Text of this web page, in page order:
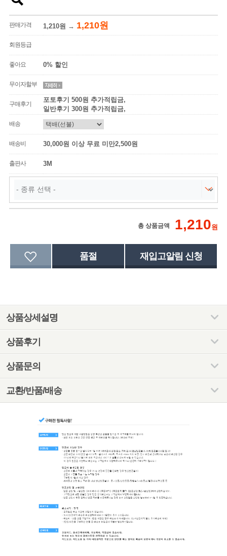
판매가격 1,210원 → 1,210원
회원등급
좋아요 0% 할인
무이자할부
구매후기
포토후기 500원 추가적립금,
일반후기 300원 추가적립금,
배송
배송비 30,000원 이상 무료 미만2,500원
출판사 3M
총 상품금액 1,210원
상품상세설명
상품후기
상품문의
교환/반품/배송